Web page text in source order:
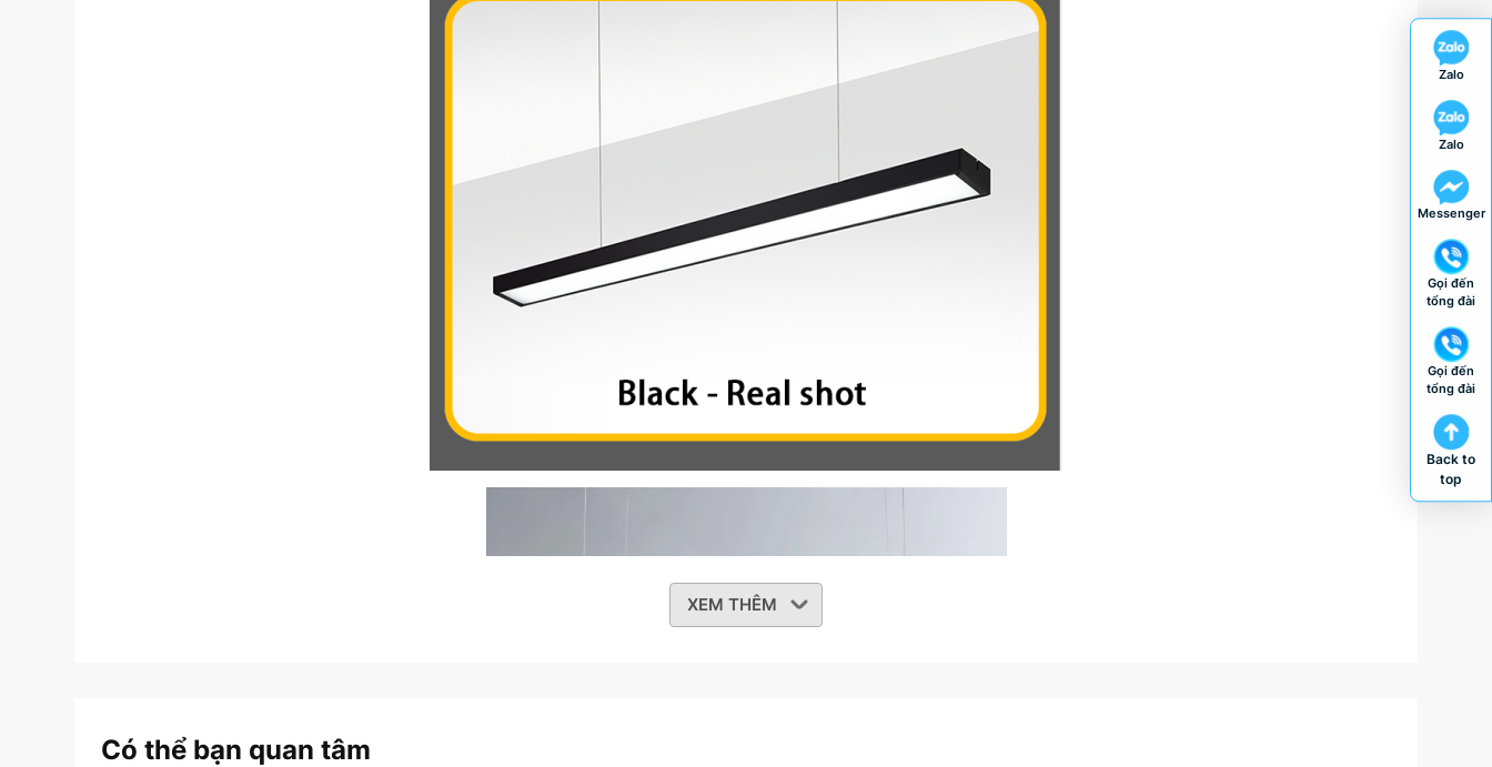
XEM THÊM
Có thể bạn quan tâm
Zalo
Zalo
Messenger
Gọi đến
tổng đài
Gọi đến
tổng đài
Back to
top